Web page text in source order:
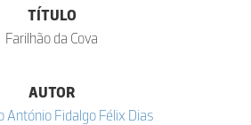
TÍTULO
Farilhão da Cova
AUTOR
António Fidalgo Félix Dias